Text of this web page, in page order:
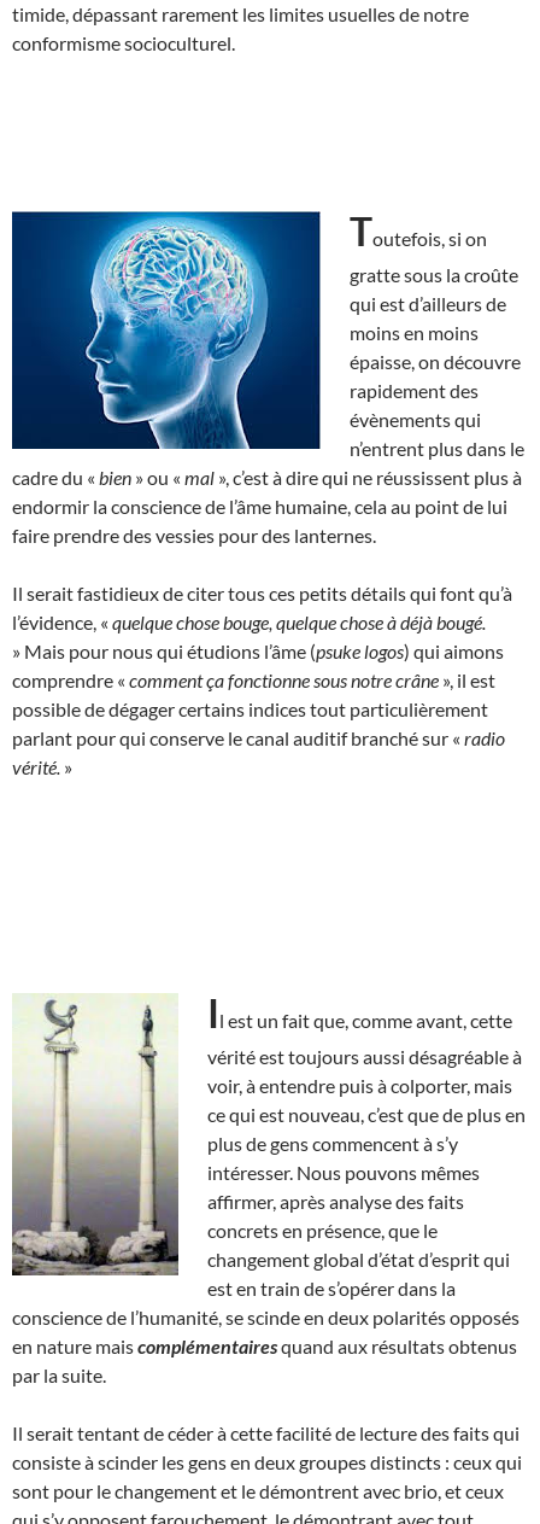
timide, dépassant rarement les limites usuelles de notre
conformisme socioculturel.
Toutefois, si on
gratte sous la croûte
qui est d’ailleurs de
moins en moins
épaisse, on découvre
rapidement des
évènements qui
n’entrent plus dans le
cadre du « bien » ou « mal », c’est à dire qui ne réussissent plus à
endormir la conscience de l’âme humaine, cela au point de lui
faire prendre des vessies pour des lanternes.
Il serait fastidieux de citer tous ces petits détails qui font qu’à
l’évidence, « quelque chose bouge, quelque chose à déjà bougé.
» Mais pour nous qui étudions l’âme (psuke logos) qui aimons
comprendre « comment ça fonctionne sous notre crâne », il est
possible de dégager certains indices tout particulièrement
parlant pour qui conserve le canal auditif branché sur « radio
vérité. »
Il est un fait que, comme avant, cette
vérité est toujours aussi désagréable à
voir, à entendre puis à colporter, mais
ce qui est nouveau, c’est que de plus en
plus de gens commencent à s’y
intéresser. Nous pouvons mêmes
affirmer, après analyse des faits
concrets en présence, que le
changement global d’état d’esprit qui
est en train de s’opérer dans la
conscience de l’humanité, se scinde en deux polarités opposés
en nature maiscomplémentairesquand aux résultats obtenus
par la suite.
Il serait tentant de céder à cette facilité de lecture des faits qui
consiste à scinder les gens en deux groupes distincts : ceux qui
sont pour le changement et le démontrent avec brio, et ceux
qui s’y opposent farouchement, le démontrant avec tout